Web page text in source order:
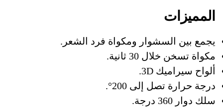
المميزات
يجمع بين السشوار ومكواة فرد الشعر.
مكواة تسخن خلال 30 ثانية.
ألواح سيراميك 3D.
درجة حرارة تصل إلى 200°.
سلك دوار 360 درجة.